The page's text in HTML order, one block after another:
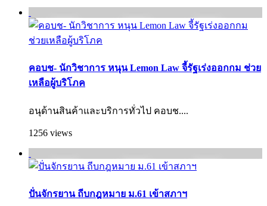
คอบช- นักวิชาการ หนุน Lemon Law จี้รัฐเร่งออกกม ช่วย
เหลือผู้บริโภค
อนุด้านสินค้าและบริการทั่วไป คอบช....
1256 views
ปั่นจักรยาน ถีบกฎหมาย ม.61 เข้าสภาฯ